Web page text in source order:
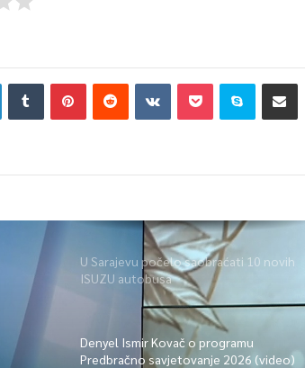
U Sarajevu počelo saobraćati 10 novih
ISUZU autobusa
Denyel Ismir Kovač o programu
Predbračno savjetovanje 2026 (video)